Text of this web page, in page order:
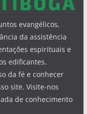
evangélicos,
da assistência
espirituais e
edificantes.
da fé e conhecer
site. Visite-nos
de conhecimento